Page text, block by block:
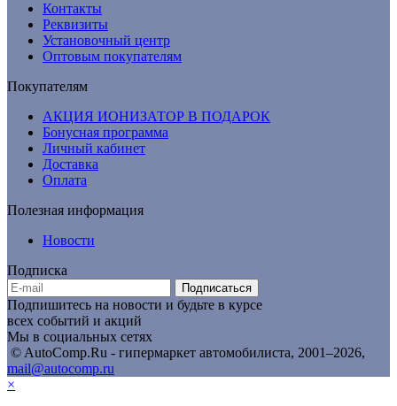
Контакты
Реквизиты
Установочный центр
Оптовым покупателям
Покупателям
АКЦИЯ ИОНИЗАТОР В ПОДАРОК
Бонусная программа
Личный кабинет
Доставка
Оплата
Полезная информация
Новости
Подписка
Подписаться
Подпишитесь на новости и будьте в курсе
всех событий и акций
Мы в социальных сетях
© AutoComp.Ru - гипермаркет автомобилиста, 2001–2026,
mail@autocomp.ru
×